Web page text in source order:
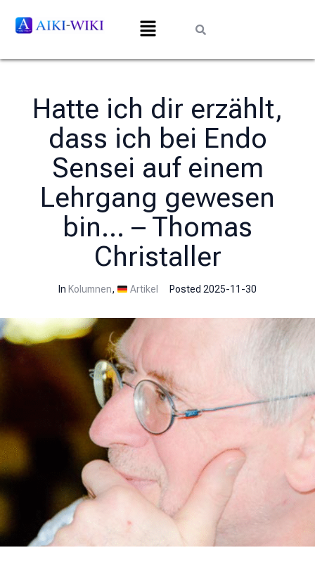
Hatte ich dir erzählt,
dass ich bei Endo
Sensei auf einem
Lehrgang gewesen
bin… – Thomas
Christaller
In Kolumnen, Artikel Posted 2025-11-30